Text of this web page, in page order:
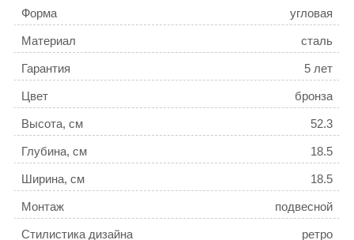
Форма угловая
Материал сталь
Гарантия 5 лет
Цвет бронза
Высота, см 52.3
Глубина, см 18.5
Ширина, см 18.5
Монтаж подвесной
Стилистика дизайна ретро